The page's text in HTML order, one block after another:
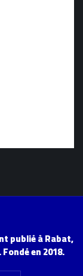
publié à Rabat,
en 2018.